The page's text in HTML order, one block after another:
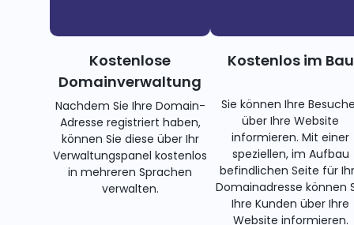
Kostenlose
Domainverwaltung
Nachdem Sie Ihre Domain-
Adresse registriert haben,
können Sie diese über Ihr
Verwaltungspanel kostenlos
in mehreren Sprachen
verwalten.
Kostenlos im Bau
Sie können Ihre
über Ihre Website
informieren. Mit einer
speziellen, im Aufbau
befindlichen Seite für
Domainadresse können
Ihre Kunden über Ihre
Website informieren.